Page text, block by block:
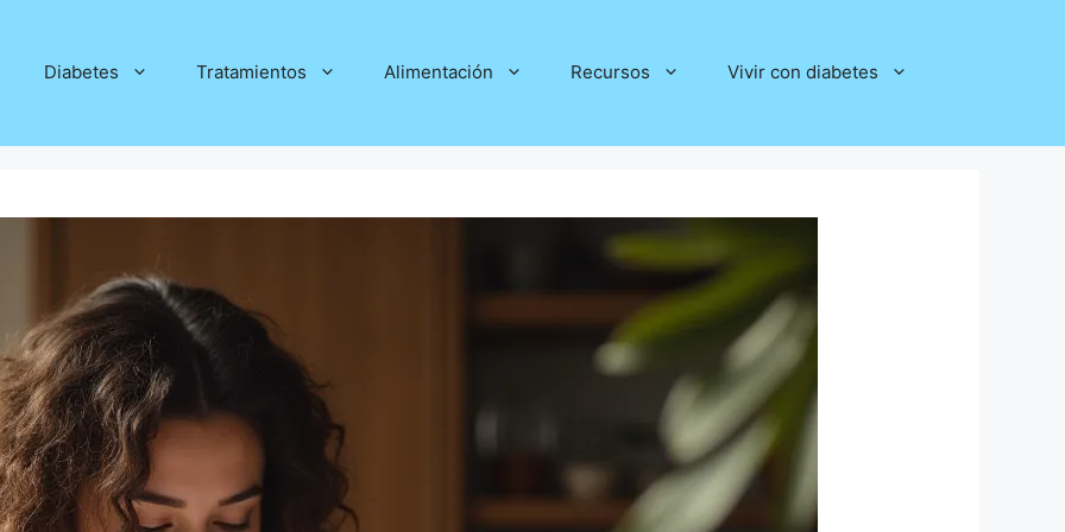
Diabetes Tratamientos Alimentación Recursos Vivir con diabetes